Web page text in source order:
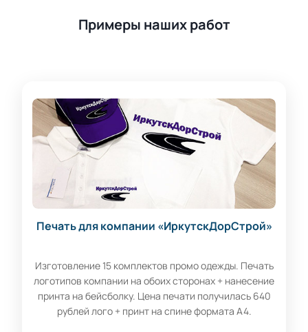
Примеры наших работ
Печать для компании «ИркутскДорСтрой»
Изготовление 15 комплектов промо одежды. Печать
логотипов компании на обоих сторонах + нанесение
принта на бейсболку. Цена печати получилась 640
рублей лого + принт на спине формата А4.